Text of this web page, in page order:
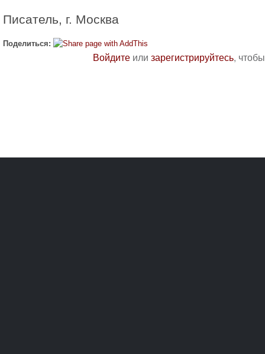
Писатель, г. Москва
Поделиться:
Войдите илизарегистрируйтесь,